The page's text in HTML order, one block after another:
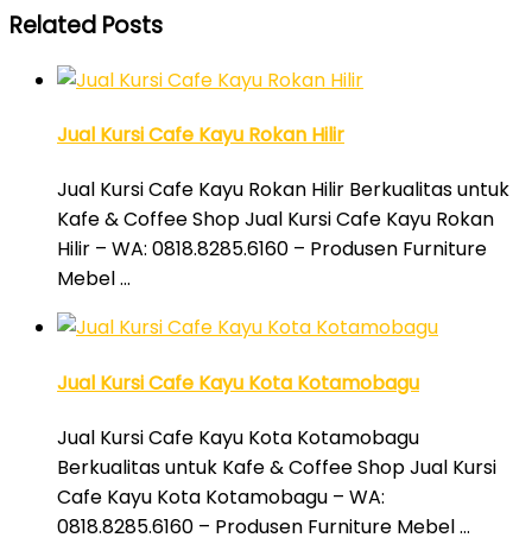
Related Posts
Jual Kursi Cafe Kayu Rokan Hilir
Jual Kursi Cafe Kayu Rokan Hilir Berkualitas untuk
Kafe & Coffee Shop Jual Kursi Cafe Kayu Rokan
Hilir – WA: 0818.8285.6160 – Produsen Furniture
Mebel …
Jual Kursi Cafe Kayu Kota Kotamobagu
Jual Kursi Cafe Kayu Kota Kotamobagu
Berkualitas untuk Kafe & Coffee Shop Jual Kursi
Cafe Kayu Kota Kotamobagu – WA:
0818.8285.6160 – Produsen Furniture Mebel …